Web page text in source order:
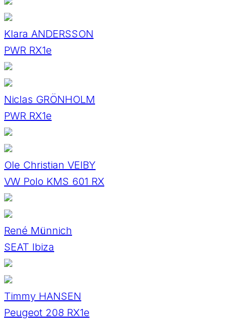
Klara ANDERSSON
PWR RX1e
Niclas GRÖNHOLM
PWR RX1e
Ole Christian VEIBY
VW Polo KMS 601 RX
René Münnich
SEAT Ibiza
Timmy HANSEN
Peugeot 208 RX1e